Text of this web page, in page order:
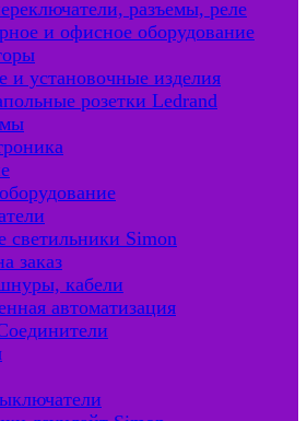
разъемы, реле
и офисное оборудование
и установочные изделия
розетки Ledrand
светильники Simon
заказ
кабели
автоматизация